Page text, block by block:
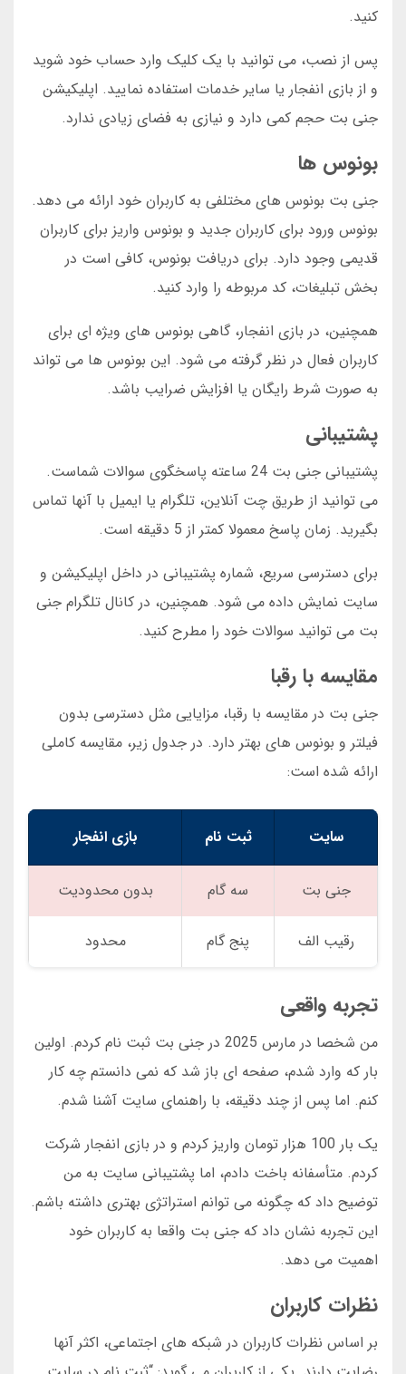
کنید.
پس از نصب، می توانید با یک کلیک وارد حساب خود شوید
و از بازی انفجار یا سایر خدمات استفاده نمایید. اپلیکیشن
جنی بت حجم کمی دارد و نیازی به فضای زیادی ندارد.
بونوس ها
جنی بت بونوس های مختلفی به کاربران خود ارائه می دهد.
بونوس ورود برای کاربران جدید و بونوس واریز برای کاربران
قدیمی وجود دارد. برای دریافت بونوس، کافی است در
بخش تبلیغات، کد مربوطه را وارد کنید.
همچنین، در بازی انفجار، گاهی بونوس های ویژه ای برای
کاربران فعال در نظر گرفته می شود. این بونوس ها می تواند
به صورت شرط رایگان یا افزایش ضرایب باشد.
پشتیبانی
پشتیبانی جنی بت 24 ساعته پاسخگوی سوالات شماست.
می توانید از طریق چت آنلاین، تلگرام یا ایمیل با آنها تماس
بگیرید. زمان پاسخ معمولا کمتر از 5 دقیقه است.
برای دسترسی سریع، شماره پشتیبانی در داخل اپلیکیشن و
سایت نمایش داده می شود. همچنین، در کانال تلگرام جنی
بت می توانید سوالات خود را مطرح کنید.
مقایسه با رقبا
جنی بت در مقایسه با رقبا، مزایایی مثل دسترسی بدون
فیلتر و بونوس های بهتر دارد. در جدول زیر، مقایسه کاملی
ارائه شده است:
سایت ثبت نام بازی انفجار
جنی بت سه گام بدون محدودیت
رقیب الف پنج گام محدود
تجربه واقعی
من شخصا در مارس 2025 در جنی بت ثبت نام کردم. اولین
بار که وارد شدم، صفحه ای باز شد که نمی دانستم چه کار
کنم. اما پس از چند دقیقه، با راهنمای سایت آشنا شدم.
یک بار 100 هزار تومان واریز کردم و در بازی انفجار شرکت
کردم. متأسفانه باخت دادم، اما پشتیبانی سایت به من
توضیح داد که چگونه می توانم استراتژی بهتری داشته باشم.
این تجربه نشان داد که جنی بت واقعا به کاربران خود
اهمیت می دهد.
نظرات کاربران
بر اساس نظرات کاربران در شبکه های اجتماعی، اکثر آنها